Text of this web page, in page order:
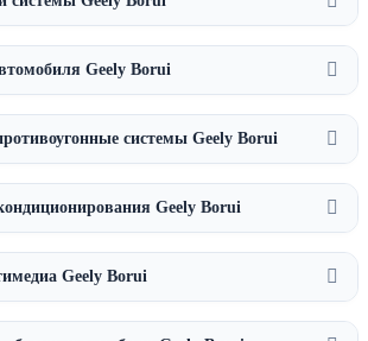
Geely Borui
системы Geely Borui
Geely Borui
Geely Borui